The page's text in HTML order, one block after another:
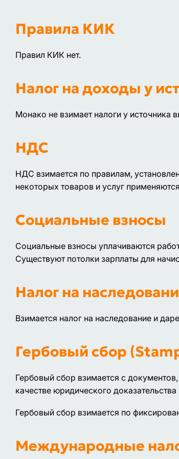
Правила КИК
Правил КИК нет.
Налог на доходы у
Монако не взимает налоги у источника
НДС
НДС взимается по правилам,
некоторых товаров и услуг
Социальные взносы
Социальные взносы уплачиваются
Существуют потолки зарплаты для
Налог на
Взимается налог на наследование и
Гербовый сбор
Гербовый сбор взимается с
качестве юридического доказательства
Гербовый сбор взимается по
Международные